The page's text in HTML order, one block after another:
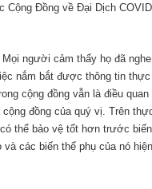
Cộng Đồng về Đại Dịch
người cảm thấy họ đã
nắm bắt được thông tin
cộng đồng vẫn là điều
đồng của quý vị. Trên
thể bảo vệ tốt hơn trước
và các biến thể phụ của nó